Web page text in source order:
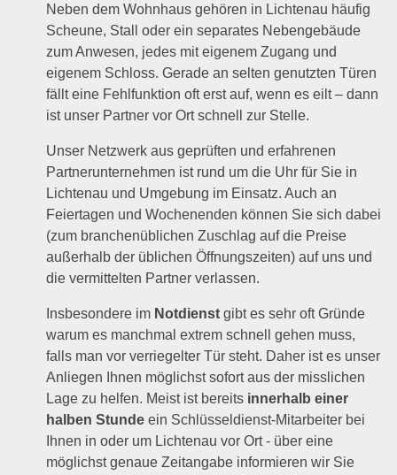
Neben dem Wohnhaus gehören in Lichtenau häufig
Scheune, Stall oder ein separates Nebengebäude
zum Anwesen, jedes mit eigenem Zugang und
eigenem Schloss. Gerade an selten genutzten Türen
fällt eine Fehlfunktion oft erst auf, wenn es eilt – dann
ist unser Partner vor Ort schnell zur Stelle.
Unser Netzwerk aus geprüften und erfahrenen
Partnerunternehmen ist rund um die Uhr für Sie in
Lichtenau und Umgebung im Einsatz. Auch an
Feiertagen und Wochenenden können Sie sich dabei
(zum branchenüblichen Zuschlag auf die Preise
außerhalb der üblichen Öffnungszeiten) auf uns und
die vermittelten Partner verlassen.
Insbesondere im Notdienst gibt es sehr oft Gründe
warum es manchmal extrem schnell gehen muss,
falls man vor verriegelter Tür steht. Daher ist es unser
Anliegen Ihnen möglichst sofort aus der misslichen
Lage zu helfen. Meist ist bereits innerhalb einer
halben Stunde ein Schlüsseldienst-Mitarbeiter bei
Ihnen in oder um Lichtenau vor Ort - über eine
möglichst genaue Zeitangabe informieren wir Sie